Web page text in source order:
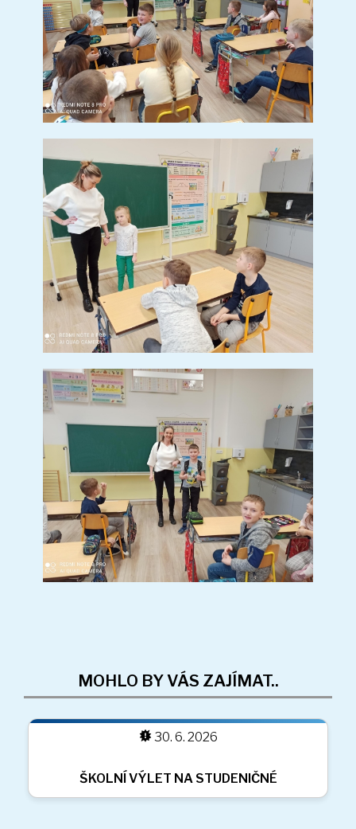
MOHLO BY VÁS ZAJÍMAT..
30. 6. 2026